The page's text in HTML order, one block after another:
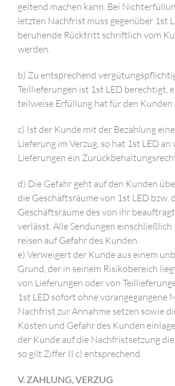
geltend machen kann. Bei
letzten Nachfrist muss gegenüber 1st
beruhende Rücktritt schriftlich vom
werden.
b) Zu entsprechend
Teillieferungen ist 1st LED berechtigt,
teilweise Erfüllung hat für den Kunden
c) Ist der Kunde mit der Bezahlung
Lieferung im Verzug, so hat 1st LED an
Lieferungen ein
d) Die Gefahr geht auf den Kunden
die Geschäftsräume von 1st LED bzw.
Geschäftsräume des von ihr
verlässt. Alle Sendungen einschließlich
reisen auf Gefahr des Kunden.
e) Verweigert der Kunde aus einem
Grund, der in seinem Risikobereich
von Lieferungen oder von
1st LED sofort ohne vorangegangene
Nachfrist zur Annahme setzen sowie
Kosten und Gefahr des Kunden
der Kunde auf die Nachfristsetzung
so gilt Ziffer II c) entsprechend.
V. ZAHLUNG, VERZUG